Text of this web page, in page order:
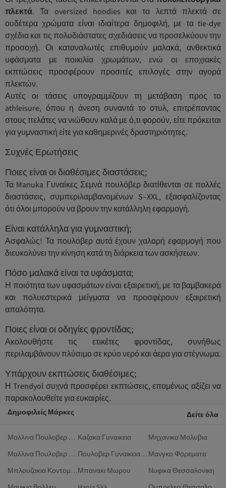
πλεκτά. Τα oversized hoodies και τα λεπτά πλεκτά σε
ουδέτερα χρώματα είναι ιδιαίτερα δημοφιλή, με τα tie-dye
σχέδια και τις πολυδιάστατες σχεδιάσεις να προσελκύουν την
προσοχή. Οι καταναλωτές επιθυμούν μαλακά, ανθεκτικά
υφάσματα με ποικιλία χρωμάτων, ενώ οι εποχιακές
εκπτώσεις προσφέρουν προσιτές επιλογές στην αγορά
πλεκτών.
Αυτές οι τάσεις υπογραμμίζουν τη μετάβαση προς το
athleisure, όπου η άνεση συναντά το στυλ, επιτρέποντας
στους πελάτες να νιώθουν καλά με ό,τι φορούν, είτε πρόκειται
για γυμναστική είτε για καθημερινές δραστηριότητες.
Συχνές Ερωτήσεις
Ποιες είναι οι διαθέσιμες διαστάσεις;
Τα Manuka Γυναίκες Σεμνά πουλόβερ διατίθενται σε πολλές
διαστάσεις, συμπεριλαμβανομένων S–XXL, εξασφαλίζοντας
ότι όλοι μπορούν να βρουν την κατάλληλη εφαρμογή.
Είναι κατάλληλα για γυμναστική;
Ασφαλώς! Τα πουλόβερ αυτά έχουν χαλαρή εφαρμογή που
διευκολύνει την κίνηση κατά τη διάρκεια των ασκήσεων.
Πόσο μαλακά είναι τα υφάσματα;
Η ποιότητα των υφασμάτων είναι εξαιρετική, με τα βαμβακερά
και πολυεστερικά μείγματα να προσφέρουν εξαιρετική
απαλότητα.
Ποιες είναι οι οδηγίες φροντίδας;
Ακολουθήστε τις ετικέτες φροντίδας, συνήθως
περιλαμβάνουν πλύσιμο σε κρύο νερό και άερα για στέγνωμα.
Υπάρχουν εκπτώσεις διαθέσιμες;
Η Trendyol συχνά προσφέρει εκπτώσεις, επομένως αξίζει να
παρακολουθείτε για ευκαιρίες.
Δημοφιλείς Μάρκες Δείτε όλα
Μαλλινα Πουλοβερ Γυναικεια Καζακα Γυναικεια
Μηχανικα Μολυβια
Μαλλινα Πουλοβερ Ανδρικα
Πουλοβερ Γυναικεια Oversized Μανγκο Φορεματα
Μπλουζακια ΚοντομανικαΜπανακι Μωρου
Νυφικα Θεσσαλονικη